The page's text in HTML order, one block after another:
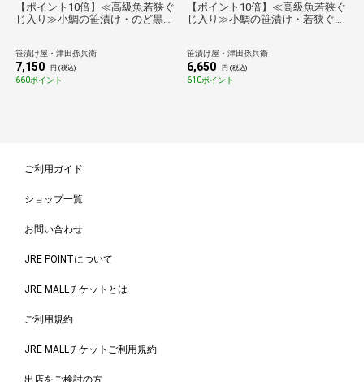
【ポイント10倍】≪高級魚若狭ぐ
じ入り≫小鯛の笹漬け・のど黒昆
日】【父の日】【お中元】【敬老
の日】【お歳暮】
笹漬け屋・津田孫兵衛
7,150 円 (税込)
660ポイント
【ポイント10倍】≪高級魚若狭ぐ
じ入り≫小鯛の笹漬け・若狭ぐじ
【敬老の日】【お歳暮】
笹漬け屋・津田孫兵衛
6,650 円 (税込)
610ポイント
ご利用ガイド
ショップ一覧
お問い合わせ
JRE POINTについて
JRE MALLチケットとは
ご利用規約
JRE MALLチケットご利用規約
出店をご検討の方